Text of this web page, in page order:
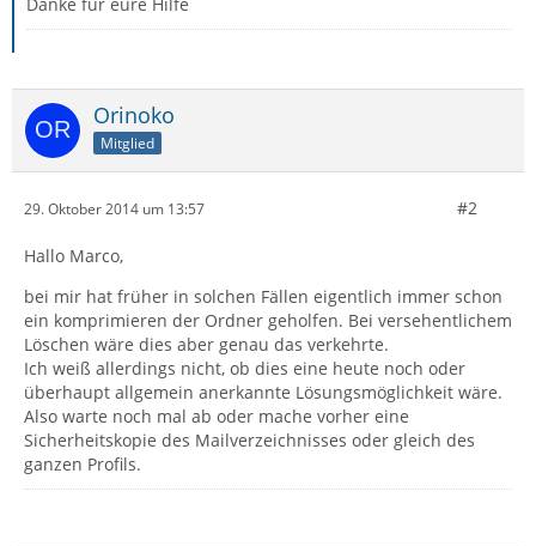
Orinoko
Mitglied
29. Oktober 2014 um 13:57 #2
Hallo Marco,
bei mir hat früher in solchen Fällen eigentlich immer schon
ein komprimieren der Ordner geholfen. Bei versehentlichem
Löschen wäre dies aber genau das verkehrte.
Ich weiß allerdings nicht, ob dies eine heute noch oder
überhaupt allgemein anerkannte Lösungsmöglichkeit wäre.
Also warte noch mal ab oder mache vorher eine
Sicherheitskopie des Mailverzeichnisses oder gleich des
ganzen Profils.